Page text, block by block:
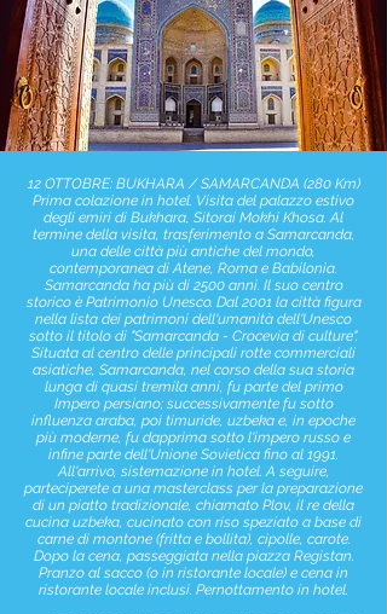
12 OTTOBRE: BUKHARA / SAMARCANDA (280 Km)
Prima colazione in hotel. Visita del palazzo estivo
degli emiri di Bukhara, Sitorai Mokhi Khosa. Al
termine della visita, trasferimento a Samarcanda,
una delle città più antiche del mondo,
contemporanea di Atene, Roma e Babilonia.
Samarcanda ha più di 2500 anni. Il suo centro
storico è Patrimonio Unesco. Dal 2001 la città figura
nella lista dei patrimoni dell'umanità dell'Unesco
sotto il titolo di "Samarcanda - Crocevia di culture".
Situata al centro delle principali rotte commerciali
asiatiche, Samarcanda, nel corso della sua storia
lunga di quasi tremila anni, fu parte del primo
Impero persiano; successivamente fu sotto
influenza araba, poi timuride, uzbeka e, in epoche
più moderne, fu dapprima sotto l'impero russo e
infine parte dell'Unione Sovietica fino al 1991.
All'arrivo, sistemazione in hotel. A seguire,
parteciperete a una masterclass per la preparazione
di un piatto tradizionale, chiamato Plov, il re della
cucina uzbeka, cucinato con riso speziato a base di
carne di montone (fritta e bollita), cipolle, carote.
Dopo la cena, passeggiata nella piazza Registan.
Pranzo al sacco (o in ristorante locale) e cena in
ristorante locale inclusi. Pernottamento in hotel.